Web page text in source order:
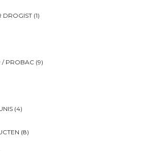
DROGIST (1)
/ PROBAC (9)
(4)
(8)